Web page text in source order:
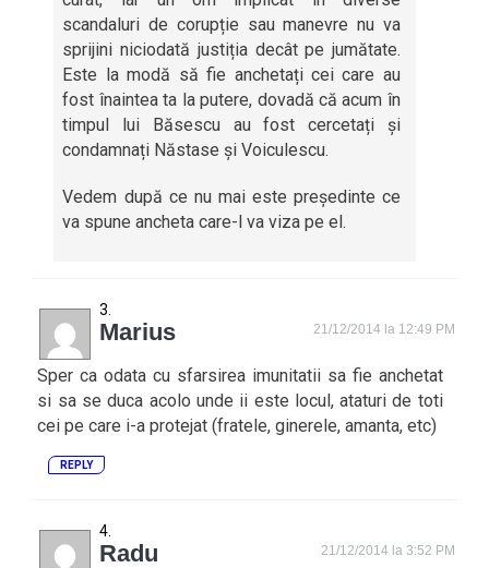
scandaluri de corupție sau manevre nu va
sprijini niciodată justiția decât pe jumătate.
Este la modă să fie anchetați cei care au
fost înaintea ta la putere, dovadă că acum în
timpul lui Băsescu au fost cercetați și
condamnați Năstase și Voiculescu.
Vedem după ce nu mai este președinte ce
va spune ancheta care-l va viza pe el.
Marius 21/12/2014 la 12:49 PM
Sper ca odata cu sfarsirea imunitatii sa fie anchetat
si sa se duca acolo unde ii este locul, ataturi de toti
cei pe care i-a protejat (fratele, ginerele, amanta, etc)
REPLY
Radu 21/12/2014 la 3:52 PM